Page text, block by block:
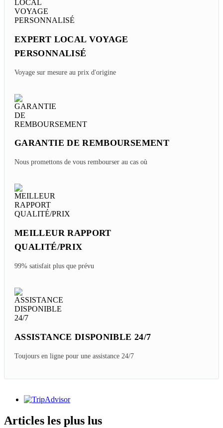
EXPERT LOCAL VOYAGE
PERSONNALISÉ
Voyage sur mesure au prix d'origine
GARANTIE DE REMBOURSEMENT
Nous promettons de vous rembourser au cas où
MEILLEUR RAPPORT
QUALITÉ/PRIX
99% satisfait plus que prévu
ASSISTANCE DISPONIBLE 24/7
Toujours en ligne pour une assistance 24/7
Articles les plus lus